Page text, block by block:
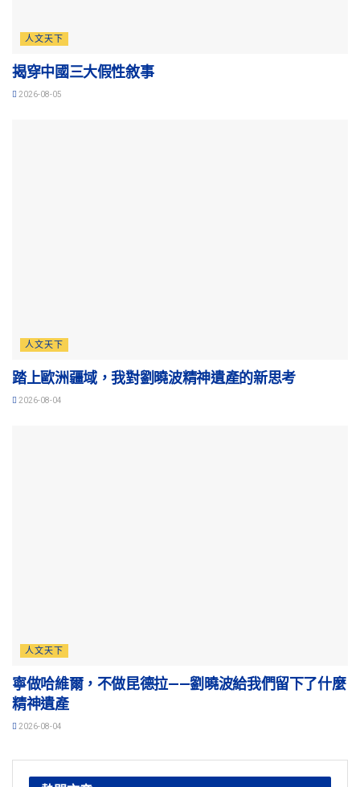
人文天下
揭穿中國三大假性敘事
2026-08-05
人文天下
踏上歐洲疆域，我對劉曉波精神遺產的新思考
2026-08-04
人文天下
寧做哈維爾，不做昆德拉——劉曉波給我們留下了什麼
精神遺產
2026-08-04